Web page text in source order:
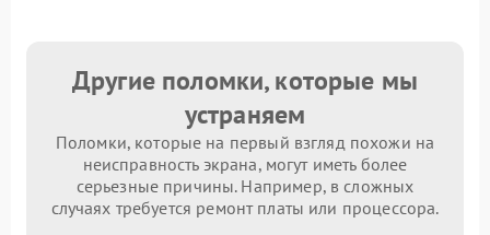
Другие поломки, которые мы
устраняем
Поломки, которые на первый взгляд похожи на
неисправность экрана, могут иметь более
серьезные причины. Например, в сложных
случаях требуется ремонт платы или процессора.